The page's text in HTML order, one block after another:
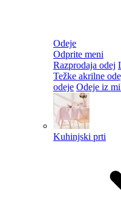
Odeje
Odprite meni
Razprodaja odej
Težke akrilne
odeje Odeje iz
Kuhinjski prti